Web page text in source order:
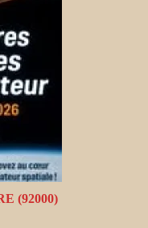
(92000)